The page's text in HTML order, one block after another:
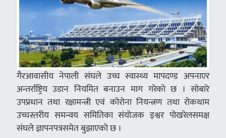
गैरआवासीय नेपाली संघले उच्च स्वास्थ्य मापदण्ड अपनाएर
अन्तर्राष्ट्रिय उडान नियमित बनाउन माग गरेकाे छ । सोबारे
उपप्रधान तथा रक्षामन्त्री एवं कोरोना नियन्त्रण तथा रोकथाम
उच्चस्तरीय समन्वय समितिका संयोजक इश्वर पोखरेलसमक्ष
संघले ज्ञापनपत्रसमेत बुझाएको छ ।